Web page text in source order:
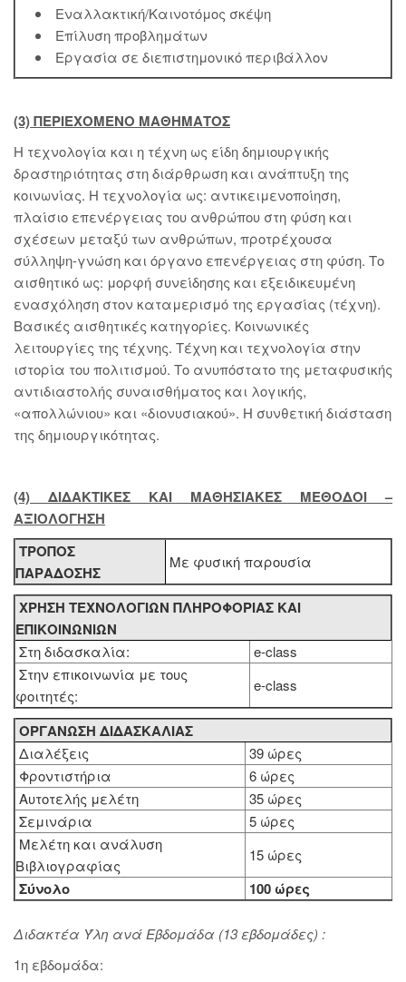
Εναλλακτική/Καινοτόμος σκέψη
Επίλυση προβλημάτων
Εργασία σε διεπιστημονικό περιβάλλον
(3) ΠΕΡΙΕΧΟΜΕΝΟ ΜΑΘΗΜΑΤΟΣ
Η τεχνολογία και η τέχνη ως είδη δημιουργικής
δραστηριότητας στη διάρθρωση και ανάπτυξη της
κοινωνίας. Η τεχνολογία ως: αντικειμενοποίηση,
πλαίσιο επενέργειας του ανθρώπου στη φύση και
σχέσεων μεταξύ των ανθρώπων, προτρέχουσα
σύλληψη-γνώση και όργανο επενέργειας στη φύση. Το
αισθητικό ως: μορφή συνείδησης και εξειδικευμένη
ενασχόληση στον καταμερισμό της εργασίας (τέχνη).
Βασικές αισθητικές κατηγορίες. Κοινωνικές
λειτουργίες της τέχνης. Τέχνη και τεχνολογία στην
ιστορία του πολιτισμού. Το ανυπόστατο της μεταφυσικής
αντιδιαστολής συναισθήματος και λογικής,
«απολλώνιου» και «διονυσιακού». Η συνθετική διάσταση
της δημιουργικότητας.
(4) ΔΙΔΑΚΤΙΚΕΣ KAI ΜΑΘΗΣΙΑΚΕΣ ΜΕΘΟΔΟΙ –
ΑΞΙΟΛΟΓΗΣΗ
ΤΡΟΠΟΣ
ΠΑΡΑΔΟΣΗΣ
Με φυσική παρουσία
ΧΡΗΣΗ ΤΕΧΝΟΛΟΓΙΩΝ ΠΛΗΡΟΦΟΡΙΑΣ ΚΑΙ
ΕΠΙΚΟΙΝΩΝΙΩΝ
Στη διδασκαλία:
e-class
Στην επικοινωνία με τους
φοιτητές:
e-class
ΟΡΓΑΝΩΣΗ ΔΙΔΑΣΚΑΛΙΑΣ
Διαλέξεις
39 ώρες
Φροντιστήρια
6 ώρες
Αυτοτελής μελέτη
35 ώρες
Σεμινάρια
5 ώρες
Μελέτη και ανάλυση
Βιβλιογραφίας
15 ώρες
Σύνολο 100 ώρες
Διδακτέα Ύλη ανά Εβδομάδα (13 εβδομάδες) :
1η εβδομάδα: